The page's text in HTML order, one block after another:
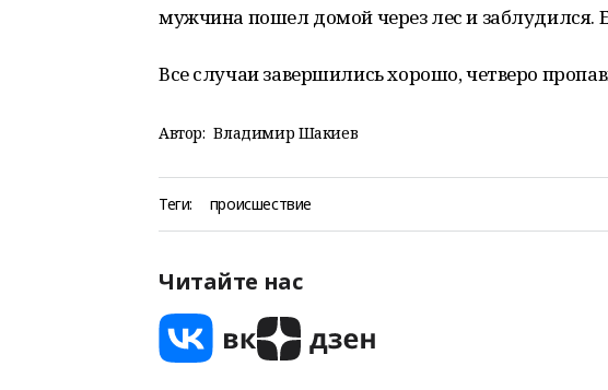
мужчина пошел домой через лес и заблудился.
Все случаи завершились хорошо, четверо
Автор: Владимир Шакиев
Теги: происшествие
Читайте нас